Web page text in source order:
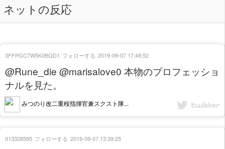
ネットの反応
@Rune_die @marisalove0 本物のプロフェッショ
ナルを見た。
みつのり改二重桜指揮官兼スクスト隊...
3FFPGC7W5K0BQD1 フォローする 2019-09-07 17:49:52
II13328595 フォローする 2019-09-07 13:39:25